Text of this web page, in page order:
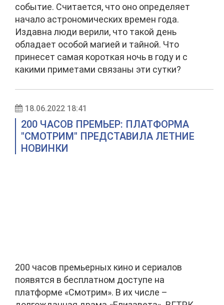
событие. Считается, что оно определяет
начало астрономических времен года.
Издавна люди верили, что такой день
обладает особой магией и тайной. Что
принесет самая короткая ночь в году и с
какими приметами связаны эти сутки?
18.06.2022 18:41
200 ЧАСОВ ПРЕМЬЕР: ПЛАТФОРМА
"СМОТРИМ" ПРЕДСТАВИЛА ЛЕТНИЕ
НОВИНКИ
200 часов премьерных кино и сериалов
появятся в бесплатном доступе на
платформе «Смотрим». В их числе –